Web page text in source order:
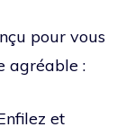
pour vous
agréable :
et